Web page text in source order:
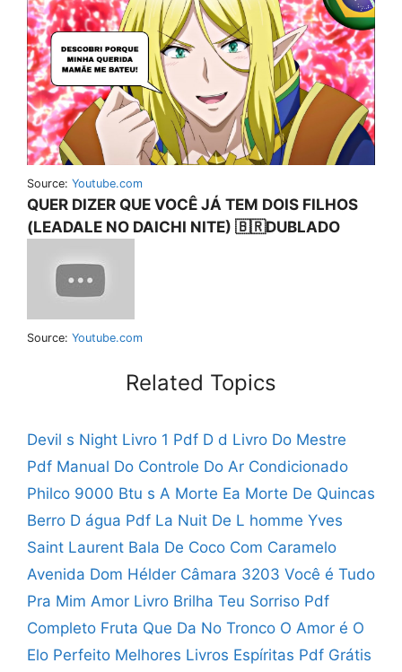
Source: Youtube.com
QUER DIZER QUE VOCÊ JÁ TEM DOIS FILHOS
(LEADALE NO DAICHI NITE) 🇧🇷DUBLADO
Source: Youtube.com
Related Topics
Devil s Night Livro 1 Pdf D d Livro Do Mestre
Pdf Manual Do Controle Do Ar Condicionado
Philco 9000 Btu s A Morte Ea Morte De Quincas
Berro D água Pdf La Nuit De L homme Yves
Saint Laurent Bala De Coco Com Caramelo
Avenida Dom Hélder Câmara 3203 Você é Tudo
Pra Mim Amor Livro Brilha Teu Sorriso Pdf
Completo Fruta Que Da No Tronco O Amor é O
Elo Perfeito Melhores Livros Espíritas Pdf Grátis